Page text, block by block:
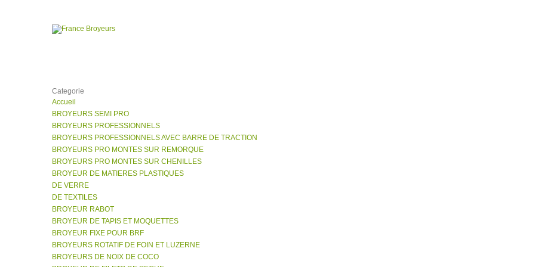
Categorie
Accueil
BROYEURS SEMI PRO
BROYEURS PROFESSIONNELS
BROYEURS PROFESSIONNELS AVEC BARRE DE TRACTION
BROYEURS PRO MONTES SUR REMORQUE
BROYEURS PRO MONTES SUR CHENILLES
BROYEUR DE MATIERES PLASTIQUES
DE VERRE
DE TEXTILES
BROYEUR RABOT
BROYEUR DE TAPIS ET MOQUETTES
BROYEUR FIXE POUR BRF
BROYEURS ROTATIF DE FOIN ET LUZERNE
BROYEURS DE NOIX DE COCO